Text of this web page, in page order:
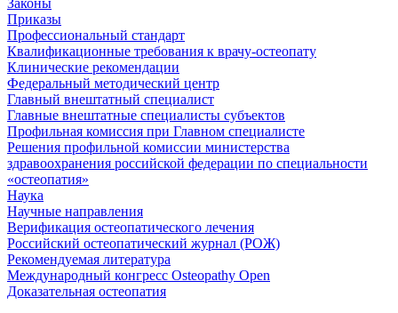
Законы
Приказы
Профессиональный стандарт
Квалификационные требования к врачу-остеопату
Клинические рекомендации
Федеральный методический центр
Главный внештатный специалист
Главные внештатные специалисты субъектов
Профильная комиссия при Главном специалисте
Решения профильной комиссии министерства
здравоохранения российской федерации по специальности
«остеопатия»
Наука
Научные направления
Верификация остеопатического лечения
Российский остеопатический журнал (РОЖ)
Рекомендуемая литература
Международный конгресс Osteopathy Open
Доказательная остеопатия